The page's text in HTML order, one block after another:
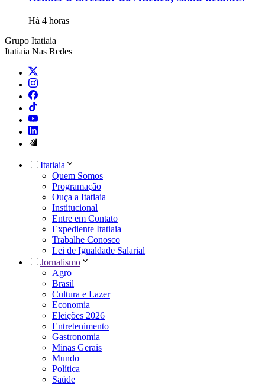
Há 4 horas
Grupo Itatiaia
Itatiaia Nas Redes
Itatiaia
Quem Somos
Programação
Ouça a Itatiaia
Institucional
Entre em Contato
Expediente Itatiaia
Trabalhe Conosco
Lei de Igualdade Salarial
Jornalismo
Agro
Brasil
Cultura e Lazer
Economia
Eleições 2026
Entretenimento
Gastronomia
Minas Gerais
Mundo
Política
Saúde